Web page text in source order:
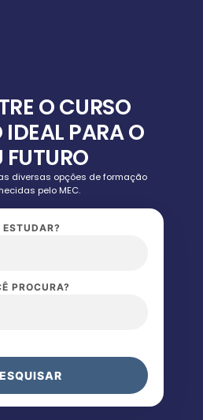
O CURSO
PARA O
FUTURO
diversas opções de formação
pelo MEC.
ESTUDAR?
PROCURA?